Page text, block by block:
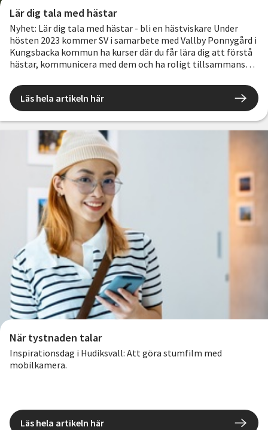
Lär dig tala med hästar
Nyhet: Lär dig tala med hästar - bli en hästviskare Under
hösten 2023 kommer SV i samarbete med Vallby Ponnygård i
Kungsbacka kommun ha kurser där du får lära dig att förstå
hästar, kommunicera med dem och ha roligt tillsammans
Läs hela artikeln här
När tystnaden talar
Inspirationsdag i Hudiksvall: Att göra stumfilm med
mobilkamera.
Läs hela artikeln här